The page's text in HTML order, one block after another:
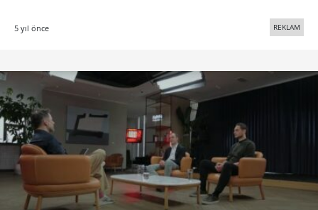
5 yıl önce REKLAM